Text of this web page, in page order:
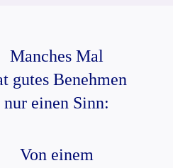
Manches Mal
gutes Benehmen
nur einen Sinn:
Von einem